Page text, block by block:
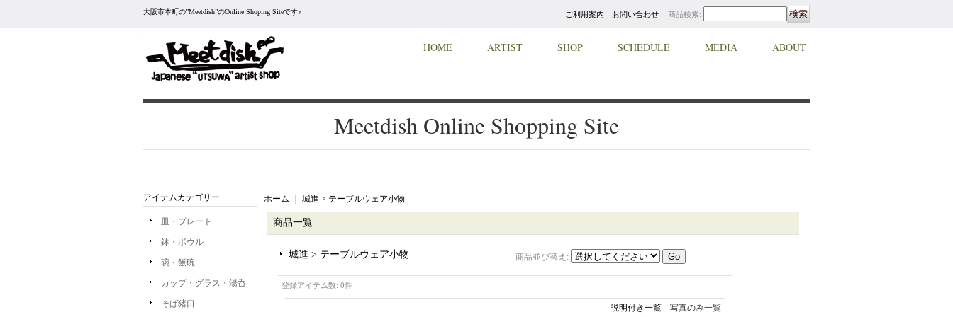
大阪市本町の”Meetdish”のOnline Shoping Siteです♪ ご利用案内 ｜ お問い合わせ 商品検索:
HOME ARTIST SHOP SCHEDULE MEDIA ABOUT
Meetdish Online Shopping Site
アイテムカテゴリー
皿・プレート
鉢・ボウル
碗・飯碗
カップ・グラス・湯呑
そば猪口
ホーム 城進 > テーブルウェア小物
商品一覧
城進 > テーブルウェア小物 商品並び替え :
登録アイテム数: 0件
説明付き一覧 写真のみ一覧